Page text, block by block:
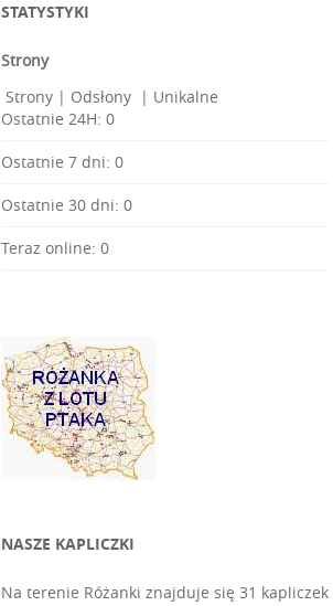
STATYSTYKI
Strony
Strony | Odsłony | Unikalne
Ostatnie 24H: 0
Ostatnie 7 dni: 0
Ostatnie 30 dni: 0
Teraz online: 0
NASZE KAPLICZKI
Na terenie Różanki znajduje się 31 kapliczek